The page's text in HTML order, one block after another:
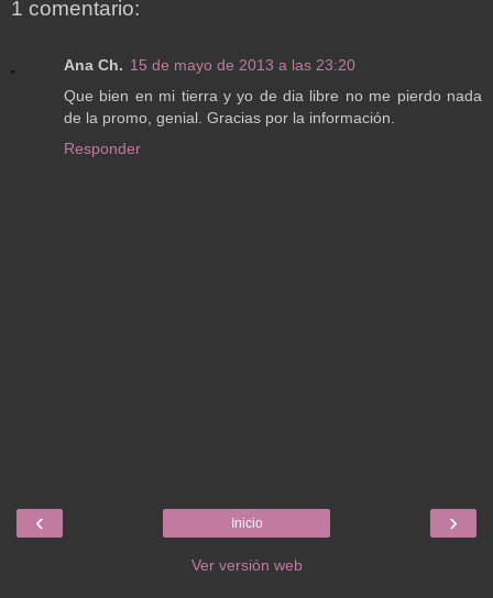
1 comentario:
Ana Ch. 15 de mayo de 2013 a las 23:20
Que bien en mi tierra y yo de dia libre no me pierdo nada
de la promo, genial. Gracias por la información.
Responder
‹ ›
Inicio
Ver versión web